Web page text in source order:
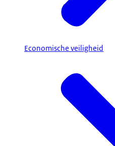
Economische veiligheid